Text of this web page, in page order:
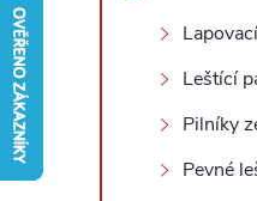
Leštící
Pilníky
Pevné